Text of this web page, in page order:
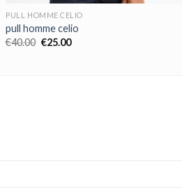
PULL HOMME CELIO
pull homme celio
€40.00 €25.00